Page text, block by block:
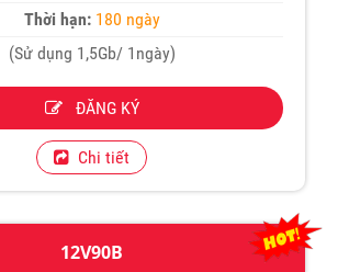
Thời hạn:180 ngày
(Sử dụng 1,5Gb/ 1ngày)
ĐĂNG KÝ
Chi tiết
12V90B